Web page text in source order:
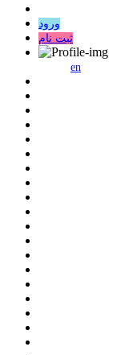
ورود
ثبت نام
en